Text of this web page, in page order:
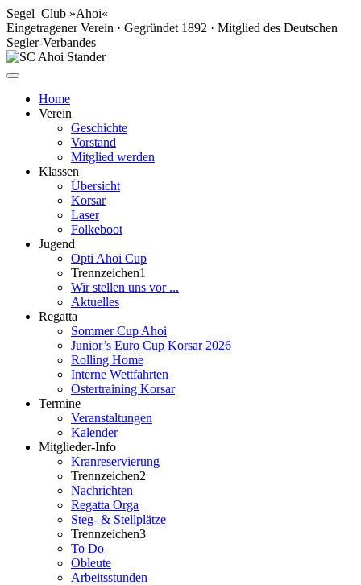
Segel–Club »Ahoi«
Eingetragener Verein · Gegründet 1892 · Mitglied des Deutschen
Segler-Verbandes
Home
Verein
Geschichte
Vorstand
Mitglied werden
Klassen
Übersicht
Korsar
Laser
Folkeboot
Jugend
Opti Ahoi Cup
Trennzeichen1
Wir stellen uns vor ...
Aktuelles
Regatta
Sommer Cup Ahoi
Junior’s Euro Cup Korsar 2026
Rolling Home
Interne Wettfahrten
Ostertraining Korsar
Termine
Veranstaltungen
Kalender
Mitglieder-Info
Kranreservierung
Trennzeichen2
Nachrichten
Regatta Orga
Steg- & Stellplätze
Trennzeichen3
To Do
Obleute
Arbeitsstunden